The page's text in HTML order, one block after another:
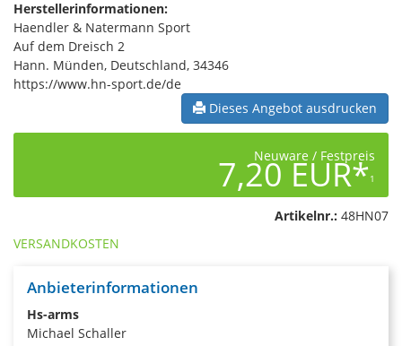
Herstellerinformationen:
Haendler & Natermann Sport
Auf dem Dreisch 2
Hann. Münden, Deutschland, 34346
https://www.hn-sport.de/de
Dieses Angebot ausdrucken
Neuware / Festpreis
7,20 EUR*1
Artikelnr.: 48HN07
VERSANDKOSTEN
Anbieterinformationen
Hs-arms
Michael Schaller